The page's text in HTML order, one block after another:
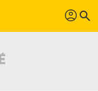
profil search